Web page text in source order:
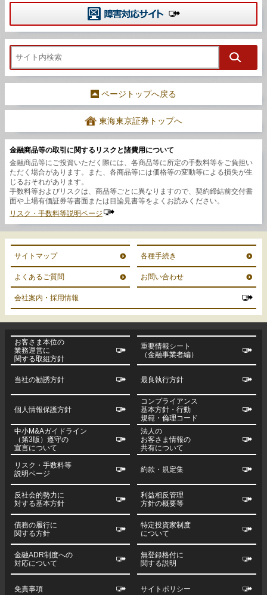
ページトップへ戻る
東海東京証券トップへ
金融商品等の取引に関するリスクと諸費用について
金融商品等にご投資いただく際には、各商品等に所定の手数料等をご負担い
ただく場合があります。また、各商品等には価格等の変動等による損失が生
じるおそれがあります。
手数料等およびリスクは、商品等ごとに異なりますので、契約締結前交付書
面や上場有価証券等書面または目論見書等をよくお読みください。
リスク・手数料等説明ページ
サイトマップ 各種手続き
よくあるご質問 お問い合わせ
会社案内・採用情報
お客さま本位の
業務運営に
関する取組方針
重要情報シート
（金融事業者編）
当社の勧誘方針 最良執行方針
個人情報保護方針
コンプライアンス
基本方針・行動
規範・倫理コード
中小M&Aガイドライン
（第3版）遵守の
宣言について
法人の
お客さま情報の
共有について
リスク・手数料等
説明ページ
約款・規定集
反社会的勢力に
対する基本方針
利益相反管理
方針の概要等
債務の履行に
関する方針
特定投資家制度
について
金融ADR制度への
対応について
無登録格付に
関する説明
免責事項 サイトポリシー